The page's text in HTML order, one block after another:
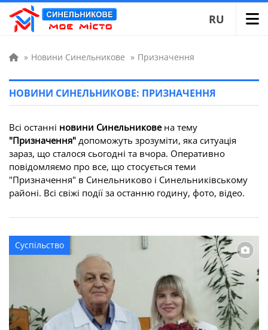
RU
» Новини Синельникове » Призначення
НОВИНИ СИНЕЛЬНИКОВЕ: ПРИЗНАЧЕННЯ
Всі останні новини Синельниковена тему
"Призначення" допоможуть зрозуміти, яка ситуація
зараз, що сталося сьогодні та вчора. Оперативно
повідомляємо про все, що стосується теми
"Призначення" в Синельниково і Синельниківському
районі. Всі свіжі події за останню годину, фото, відео.
Суспільство